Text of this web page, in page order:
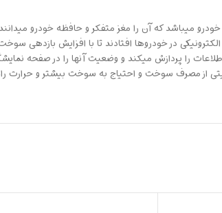
میباشد که آن را مغز متفکر و حافظه خودرو
در خودروها افتادند تا با افزایش بازدهی
را پردازش میکند و وضعیت آنها را در صفحه
از مصرف سوخت و احتیاج به سوخت بیشتر و حرارت